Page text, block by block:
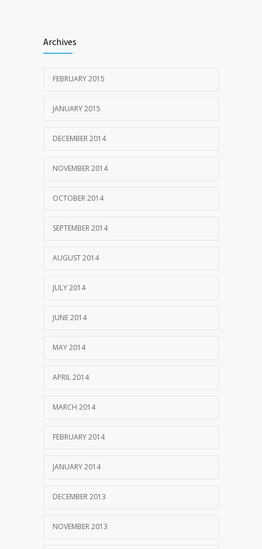
Archives
FEBRUARY 2015
JANUARY 2015
DECEMBER 2014
NOVEMBER 2014
OCTOBER 2014
SEPTEMBER 2014
AUGUST 2014
JULY 2014
JUNE 2014
MAY 2014
APRIL 2014
MARCH 2014
FEBRUARY 2014
JANUARY 2014
DECEMBER 2013
NOVEMBER 2013